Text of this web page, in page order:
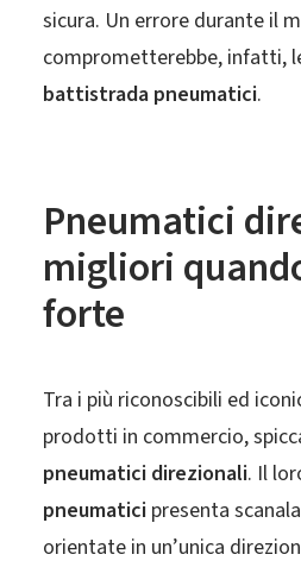
sicura. Un errore durante il
comprometterebbe, infatti,
battistrada pneumatici.
Pneumatici
migliori
forte
Tra i più riconoscibili ed
prodotti in commercio,
pneumatici direzionali. Il
pneumatici presenta
orientate in un’unica